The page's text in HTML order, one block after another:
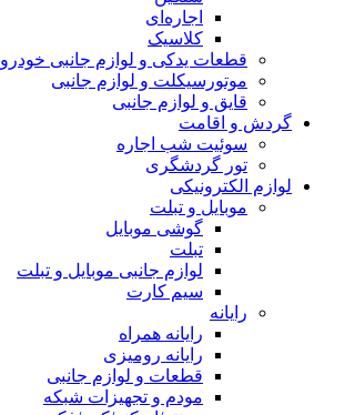
اجاره‌ای
کلاسیک
قطعات یدکی و لوازم جانبی خودرو
موتورسیکلت و لوازم جانبی
قایق و لوازم جانبی
گردش و اقامت
سوئیت شب اجاره
تور گردشگری
لوازم الکترونیکی
موبایل و تبلت
گوشی موبایل
تبلت
لوازم جانبی موبایل و تبلت
سیم کارت
رایانه
رایانه همراه
رایانه رومیزی
قطعات و لوازم جانبی
مودم و تجهیزات شبکه